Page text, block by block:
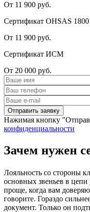
От 11 900 руб.
Сертификат OHSAS
От 11 900 руб.
Сертификат ИСМ
От 20 000 руб.
Нажимая кнопку
конфиденциальности
Зачем нужен
Лояльность со стороны
основных звеньев в цепи
проще, когда вам
говорите. Гораздо
документ. Только он